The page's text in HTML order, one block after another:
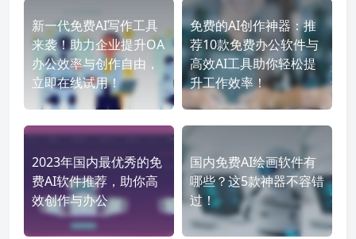
新一代免费AI写作工具
来袭！助力企业提升OA
办公效率与创作自由，
立即在线试用！
免费的AI创作神器：推
荐10款免费办公软件与
高效AI工具助你轻松提
升工作效率！
2023年国内最优秀的免
费AI软件推荐，助你高
效创作与办公
国内免费AI绘画软件有
哪些？这5款神器不容错
过！